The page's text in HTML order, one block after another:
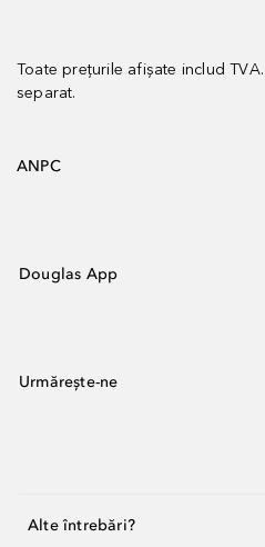
Toate prețurile afișate includ TVA.
separat.
ANPC
Douglas App
Urmărește-ne
Alte întrebări?